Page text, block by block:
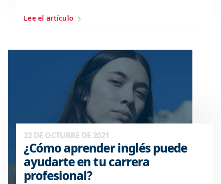
Lee el artículo
22 DE OCTUBRE DE 2021
¿Cómo aprender inglés puede
ayudarte en tu carrera
profesional?